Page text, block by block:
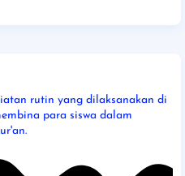
rutin yang dilaksanakan di
para siswa dalam